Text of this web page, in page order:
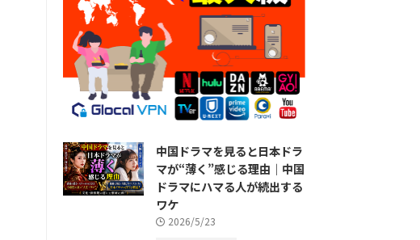
中国ドラマを見ると日本ドラ
マが“薄く”感じる理由｜中国
ドラマにハマる人が続出する
ワケ
2026/5/23